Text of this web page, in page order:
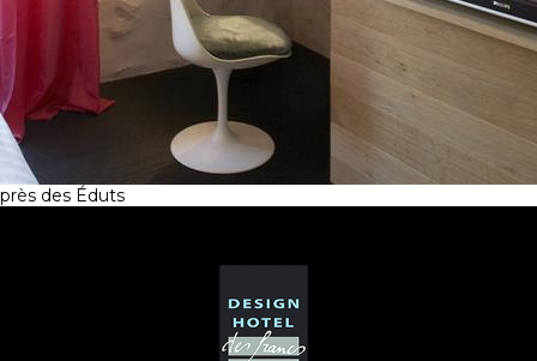
près des Éduts